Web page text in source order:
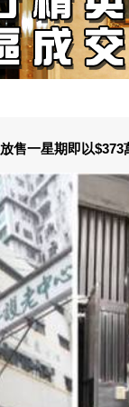
售一星期即以$373